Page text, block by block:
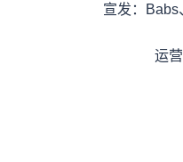
宣发：
运